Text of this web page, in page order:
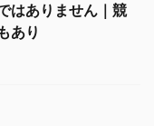
はありません｜競
あり